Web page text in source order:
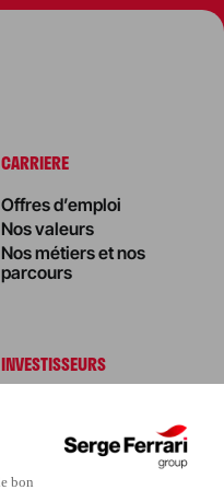
CARRIERE
Offres d’emploi
Nos valeurs
Nos métiers et nos
parcours
INVESTISSEURS